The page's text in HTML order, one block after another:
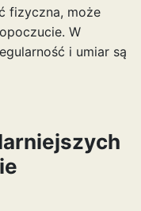
fizyczna, może
W
i umiar są